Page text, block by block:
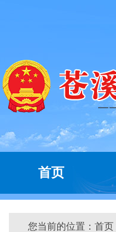
首页
您当前的位置： 首页